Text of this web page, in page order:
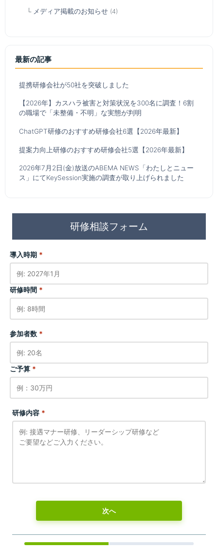
メディア掲載のお知らせ (4)
最新の記事
提携研修会社が50社を突破しました
【2026年】カスハラ被害と対策状況を300名に調査！6割
の職場で「未整備・不明」な実態が判明
ChatGPT研修のおすすめ研修会社6選【2026年最新】
提案力向上研修のおすすめ研修会社5選【2026年最新】
2026年7月2日(金)放送のABEMA NEWS「わたしとニュー
ス」にてKeySession実施の調査が取り上げられました
研修相談フォーム
導入時期 *
研修時間 *
参加者数 *
ご予算 *
研修内容 *
次へ